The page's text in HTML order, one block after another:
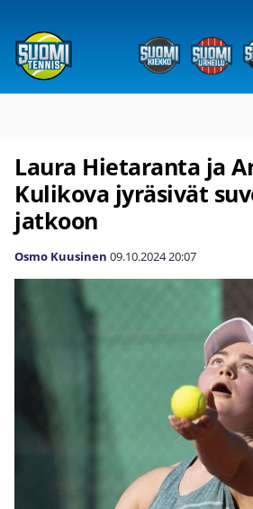
Laura Hietaranta ja
Kulikova jyräsivät
jatkoon
Osmo Kuusinen 09.10.202420:07